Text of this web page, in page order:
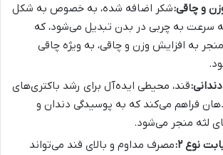
و چاقی:شکر اضافه شده، به خصوص به شکل
سرعت به چربی در بدن تبدیل می‌شود، که
به افزایش وزن و چاقی، به ویژه چاقی
قند، محیطی ایده‌آل برای رشد باکتری‌های
فراهم می‌کند که به پوسیدگی دندان و
لثه منجر می‌شود.
نوع ۲: مصرف مداوم و بالای قند می‌تواند